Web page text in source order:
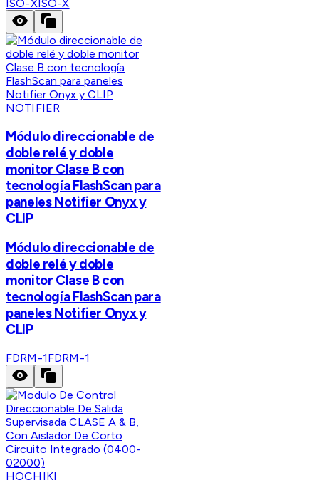
ISO-XISO-X
NOTIFIER
Módulo direccionable de
doble relé y doble
monitor Clase B con
tecnología FlashScan para
paneles Notifier Onyx y
CLIP
Módulo direccionable de
doble relé y doble
monitor Clase B con
tecnología FlashScan para
paneles Notifier Onyx y
CLIP
FDRM-1FDRM-1
HOCHIKI